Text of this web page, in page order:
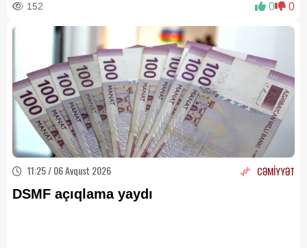
152 0 0
11:25 / 06 Avqust 2026 CƏMİYYƏT
DSMF açıqlama yaydı